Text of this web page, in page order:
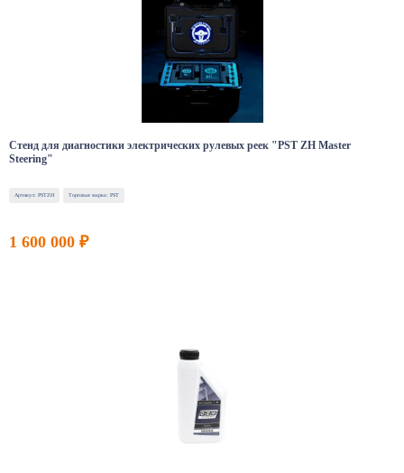
Стенд для диагностики электрических рулевых реек "PST ZH Master
Steering"
Артикул: PSTZH Торговая марка: PST
1 600 000 ₽